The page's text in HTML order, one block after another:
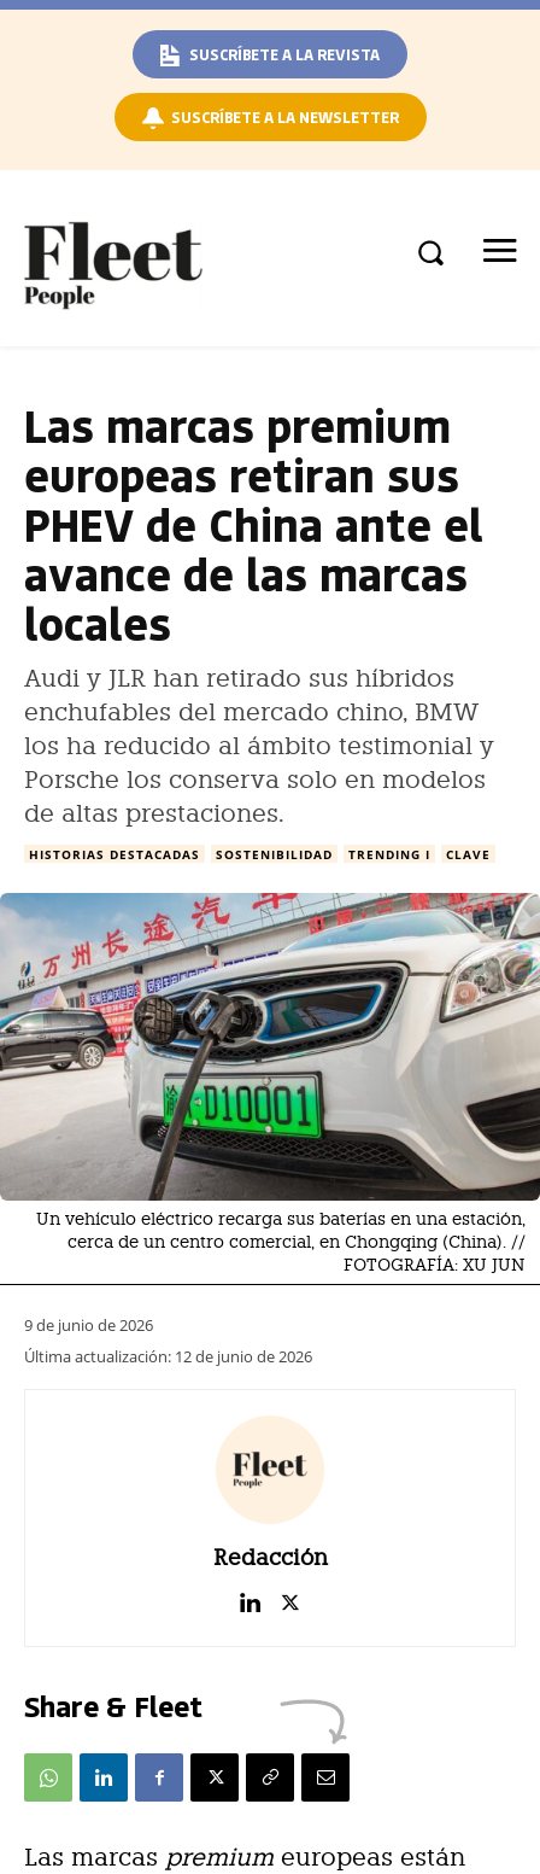
SUSCRÍBETE A LA REVISTA
SUSCRÍBETE A LA NEWSLETTER
Las marcas premium
europeas retiran sus
PHEV de China ante el
avance de las marcas
locales
Audi y JLR han retirado sus híbridos
enchufables del mercado chino, BMW
los ha reducido al ámbito testimonial y
Porsche los conserva solo en modelos
de altas prestaciones.
HISTORIAS DESTACADAS SOSTENIBILIDAD TRENDING I CLAVE
Un vehículo eléctrico recarga sus baterías en una estación,
cerca de un centro comercial, en Chongqing (China). //
FOTOGRAFÍA: XU JUN
9 de junio de 2026
Última actualización: 12 de junio de 2026
Redacción
Share & Fleet
Las marcas premium europeas están